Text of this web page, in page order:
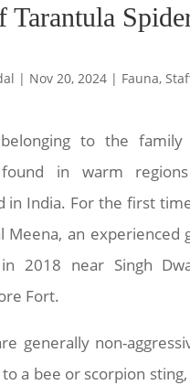
Tarantula
| Nov 20, 2024 | Fauna,
belonging to the
in warm
in India. For the first
Meena, an
2018 near Singh
Fort.
generally non-
a bee or scorpion